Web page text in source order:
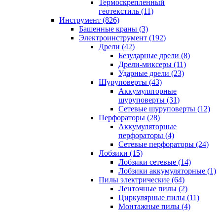
Термоскрепленный
геотекстиль (11)
Инструмент (826)
Башенные краны (3)
Электроинструмент (192)
Дрели (42)
Безударные дрели (8)
Дрели-миксеры (11)
Ударные дрели (23)
Шуруповерты (43)
Аккумуляторные
шуруповерты (31)
Сетевые шуруповерты (12)
Перфораторы (28)
Аккумуляторные
перфораторы (4)
Сетевые перфораторы (24)
Лобзики (15)
Лобзики сетевые (14)
Лобзики аккумуляторные (1)
Пилы электрические (64)
Ленточные пилы (2)
Циркулярные пилы (11)
Монтажные пилы (4)